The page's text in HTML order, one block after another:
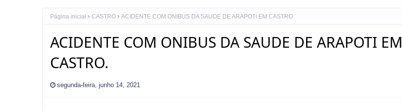
Página inicial CASTRO ACIDENTE COM ONIBUS DA SAUDE DE ARAPOTI EM CASTRO.
ACIDENTE COM ONIBUS DA SAUDE DE ARAPOTI EM
CASTRO.
segunda-feira, junho 14, 2021